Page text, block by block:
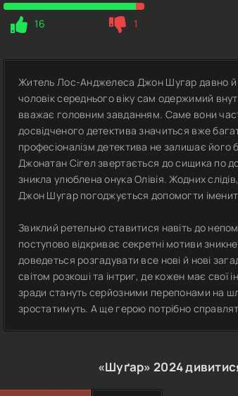
16 1
Житель Лос-Анджелеса Джон Шугар давно
чоловік середнього віку сам одержимий
вважає головним завданням. Саме вони
досвідченого детектива значиться вже
професіоналізм детектива не залишає його
Джонатан Сігел звертається до сищика по
зникла улюблена онука Олівія. Жодних
Джон Шугар погоджується допомогти
Звиклий ретельно ставитися навіть до
поступово відкриває секретні мотиви
доведеться розгадувати все нові й нові
світом розкоші та інтриг, де кожен має свої
зради стануть серйозними перепонами на
зростатимуть. А ще герою потрібно
«Шуґар» 2024